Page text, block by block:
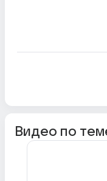
Видео по